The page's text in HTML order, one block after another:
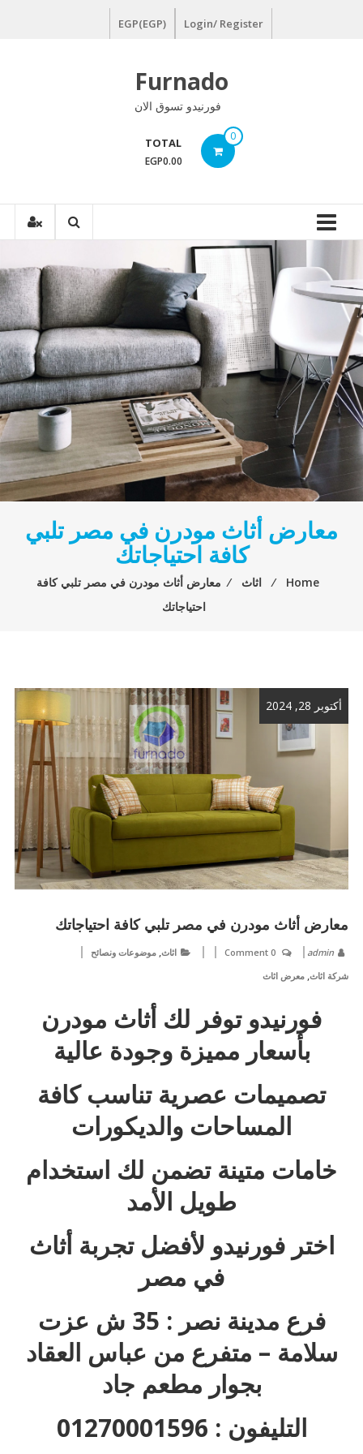
Login/ Register
EGP(EGP)
Furnado
فورنيدو تسوق الان
0
TOTAL
EGP0.00
معارض أثاث مودرن في مصر تلبي
كافة احتياجاتك
Home
⁄ اثاث ⁄ معارض أثاث مودرن في مصر تلبي كافة
احتياجاتك
أكتوبر 28, 2024
معارض أثاث مودرن في مصر تلبي كافة احتياجاتك
admin
0 Comment اثاث, موضوعات ونصائح
شركة اثاث, معرض اثاث
فورنيدو توفر لك أثاث مودرن
بأسعار مميزة وجودة عالية
تصميمات عصرية تناسب كافة
المساحات والديكورات
خامات متينة تضمن لك استخدام
طويل الأمد
اختر فورنيدو لأفضل تجربة أثاث
في مصر
فرع مدينة نصر : 35 ش عزت
سلامة – متفرع من عباس العقاد
بجوار مطعم جاد
التليفون : 01270001596